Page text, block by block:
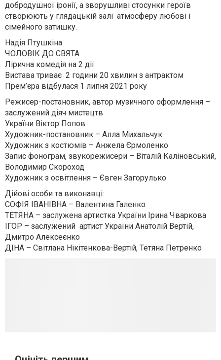
добродушної іронії, а зворушливі стосунки героїв
створюють у глядацькій залі атмосферу любові і
сімейного затишку.
Надія Птушкіна
ЧОЛОВІК ДО СВЯТА
Лірична комедія на 2 дії
Вистава триває 2 години 20 хвилин з антрактом
Прем’єра відбулася 1 липня 2021 року
Режисер-постановник, автор музичного оформлення –
заслужений діяч мистецтв
України Віктор Попов
Художник-постановник – Алла Михальчук
Художник з костюмів – Анжела Єрмоленко
Запис фонограм, звукорежисери – Віталій Каліновський,
Володимир Скороход
Художник з освітлення – Євген Загорулько
Дійові особи та виконавці:
СОФІЯ ІВАНІВНА – Валентина Галенко
ТЕТЯНА – заслужена артистка України Ірина Чваркова
ІГОР – заслужений артист України Анатолій Вертій,
Дмитро Алексеєнко
ДІНА – Світлана Нікітенкова-Вертій, Тетяна Петренко